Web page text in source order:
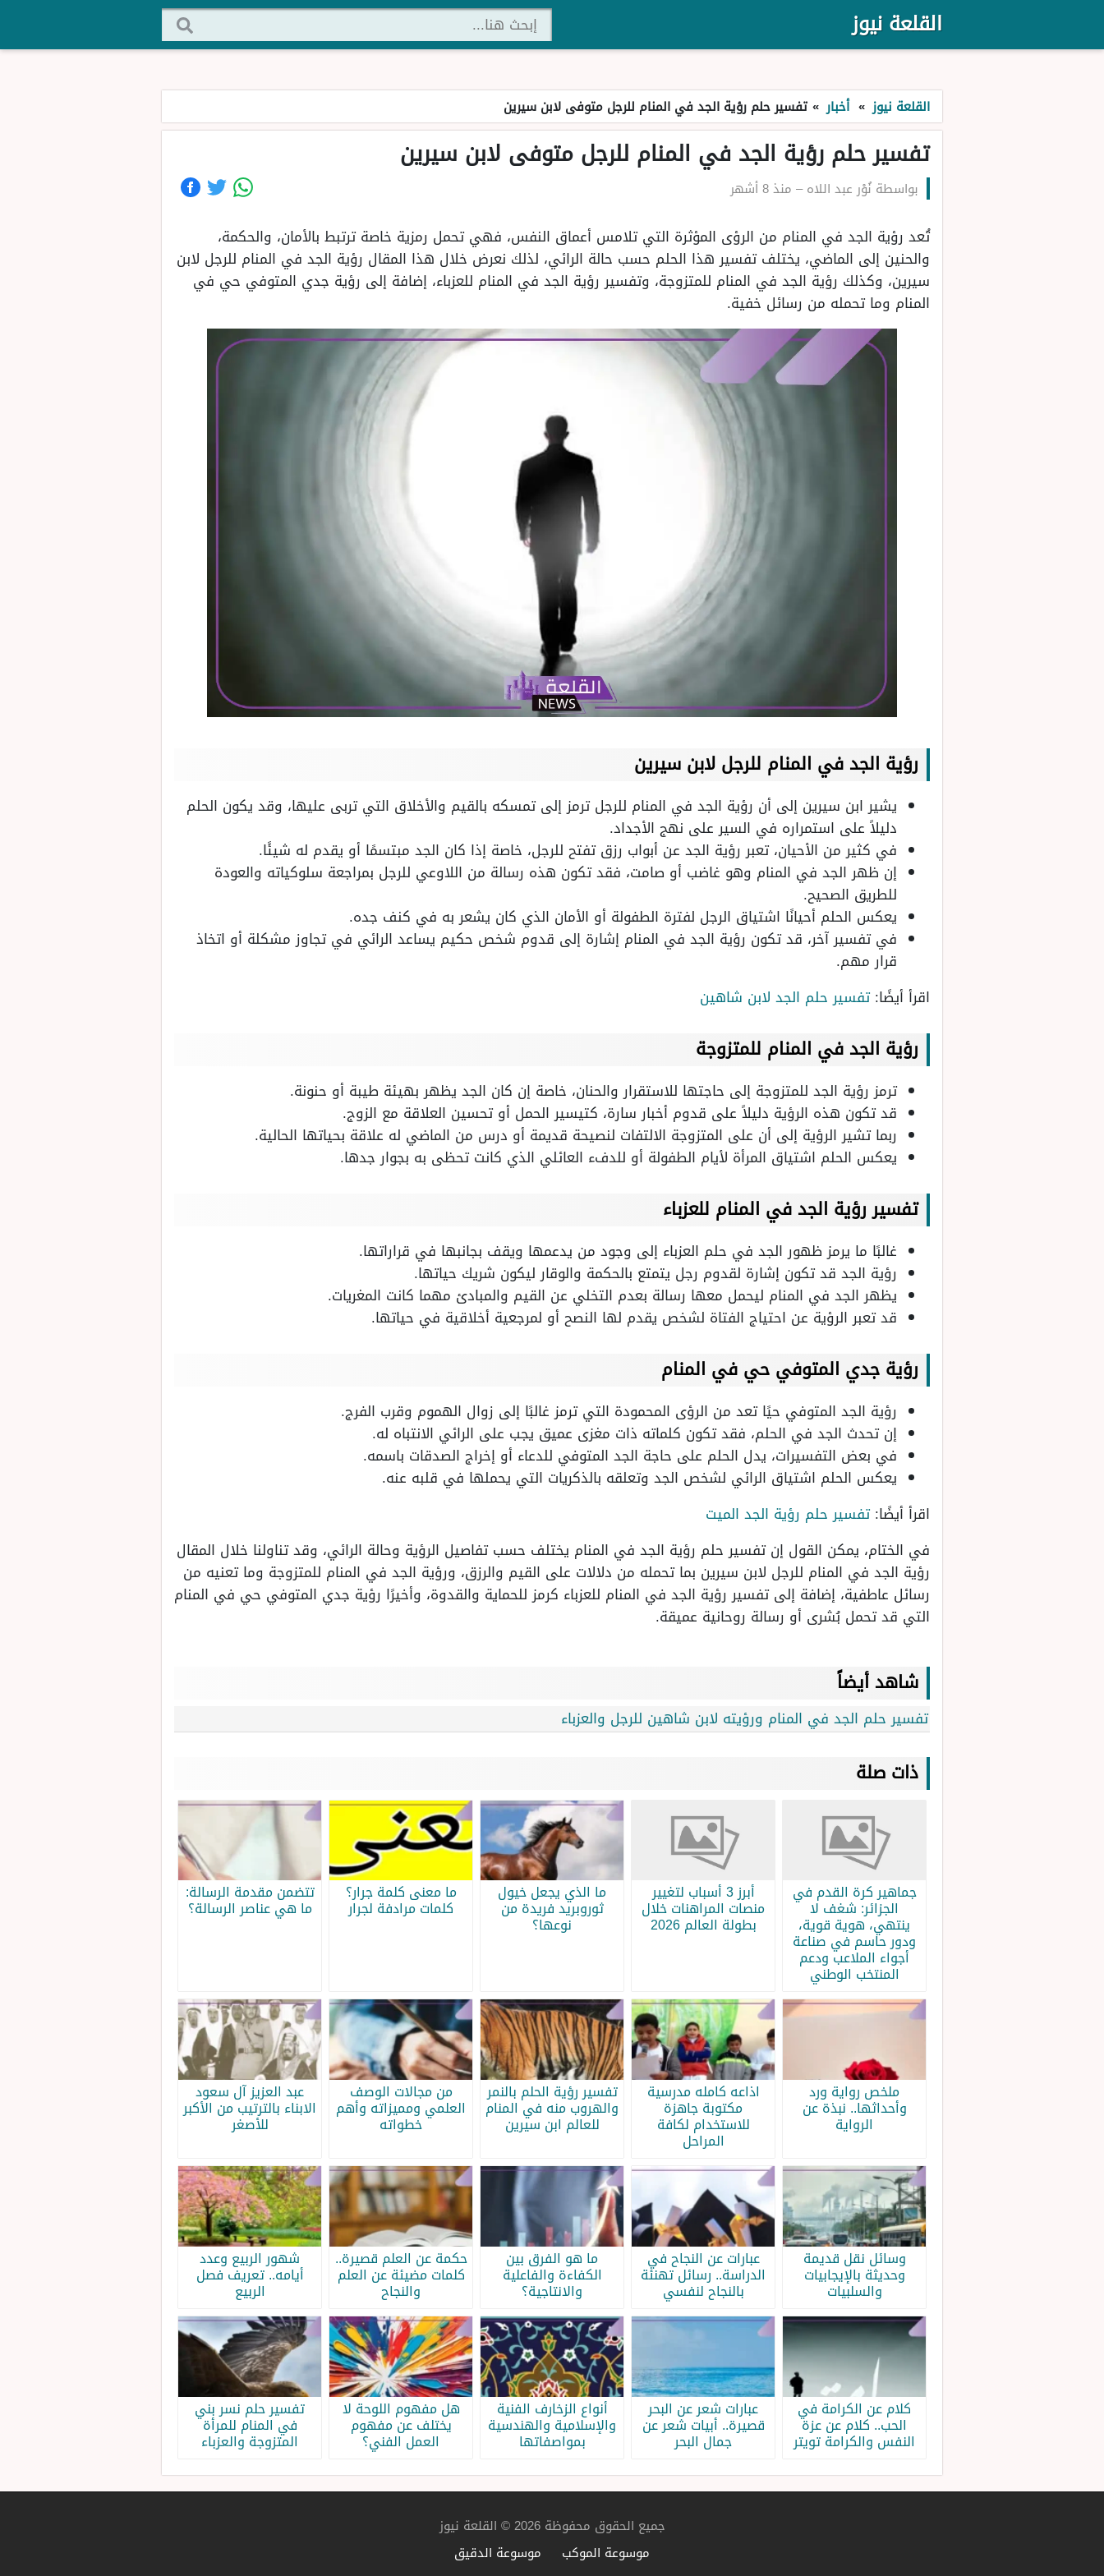
القلعة نيوز
القلعة نيوز » أخبار » تفسير حلم رؤية الجد في المنام للرجل متوفى لابن سيرين
تفسير حلم رؤية الجد في المنام للرجل متوفى لابن سيرين
بواسطة نُوْر عبد اللاه– منذ 8 أشهر
تُعد رؤية الجد في المنام من الرؤى المؤثرة التي تلامس أعماق النفس، فهي تحمل رمزية خاصة ترتبط بالأمان، والحكمة،
والحنين إلى الماضي، يختلف تفسير هذا الحلم حسب حالة الرائي، لذلك نعرض خلال هذا المقال رؤية الجد في المنام للرجل لابن
سيرين، وكذلك رؤية الجد في المنام للمتزوجة، وتفسير رؤية الجد في المنام للعزباء، إضافة إلى رؤية جدي المتوفي حي في
المنام وما تحمله من رسائل خفية.
رؤية الجد في المنام للرجل لابن سيرين
يشير ابن سيرين إلى أن رؤية الجد في المنام للرجل ترمز إلى تمسكه بالقيم والأخلاق التي تربى عليها، وقد يكون الحلم
دليلاً على استمراره في السير على نهج الأجداد.
في كثير من الأحيان، تعبر رؤية الجد عن أبواب رزق تفتح للرجل، خاصة إذا كان الجد مبتسمًا أو يقدم له شيئًا.
إن ظهر الجد في المنام وهو غاضب أو صامت، فقد تكون هذه رسالة من اللاوعي للرجل بمراجعة سلوكياته والعودة
للطريق الصحيح.
يعكس الحلم أحيانًا اشتياق الرجل لفترة الطفولة أو الأمان الذي كان يشعر به في كنف جده.
في تفسير آخر، قد تكون رؤية الجد في المنام إشارة إلى قدوم شخص حكيم يساعد الرائي في تجاوز مشكلة أو اتخاذ
قرار مهم.
اقرأ أيضًا:تفسير حلم الجد لابن شاهين
رؤية الجد في المنام للمتزوجة
ترمز رؤية الجد للمتزوجة إلى حاجتها للاستقرار والحنان، خاصة إن كان الجد يظهر بهيئة طيبة أو حنونة.
قد تكون هذه الرؤية دليلاً على قدوم أخبار سارة، كتيسير الحمل أو تحسين العلاقة مع الزوج.
ربما تشير الرؤية إلى أن على المتزوجة الالتفات لنصيحة قديمة أو درس من الماضي له علاقة بحياتها الحالية.
يعكس الحلم اشتياق المرأة لأيام الطفولة أو للدفء العائلي الذي كانت تحظى به بجوار جدها.
تفسيررؤية الجد في المنام للعزباء
غالبًا ما يرمز ظهور الجد في حلم العزباء إلى وجود من يدعمها ويقف بجانبها في قراراتها.
رؤية الجد قد تكون إشارة لقدوم رجل يتمتع بالحكمة والوقار ليكون شريك حياتها.
يظهر الجد في المنام ليحمل معها رسالة بعدم التخلي عن القيم والمبادئ مهما كانت المغريات.
قد تعبر الرؤية عن احتياج الفتاة لشخص يقدم لها النصح أو لمرجعية أخلاقية في حياتها.
رؤية جدي المتوفي حي في المنام
رؤية الجد المتوفي حيًا تعد من الرؤى المحمودة التي ترمز غالبًا إلى زوال الهموم وقرب الفرج.
إن تحدث الجد في الحلم، فقد تكون كلماته ذات مغزى عميق يجب على الرائي الانتباه له.
في بعض التفسيرات، يدل الحلم على حاجة الجد المتوفي للدعاء أو إخراج الصدقات باسمه.
يعكس الحلم اشتياق الرائي لشخص الجد وتعلقه بالذكريات التي يحملها في قلبه عنه.
اقرأ أيضًا:تفسير حلم رؤية الجد الميت
في الختام، يمكن القول إن تفسير حلم رؤية الجد في المنام يختلف حسب تفاصيل الرؤية وحالة الرائي، وقد تناولنا خلال المقال
رؤية الجد في المنام للرجل لابن سيرين بما تحمله من دلالات على القيم والرزق، ورؤية الجد في المنام للمتزوجة وما تعنيه من
رسائل عاطفية، إضافة إلى تفسير رؤية الجد في المنام للعزباء كرمز للحماية والقدوة، وأخيرًا رؤية جدي المتوفي حي في المنام
التي قد تحمل بُشرى أو رسالة روحانية عميقة.
شاهد أيضاً
تفسير حلم الجد في المنام ورؤيته لابن شاهين للرجل والعزباء
ذات صلة
جماهير كرة القدم في
الجزائر: شغف لا
ينتهي، هوية قوية،
ودور حاسم في صناعة
أجواء الملاعب ودعم
المنتخب الوطني
أبرز 3 أسباب لتغيير
منصات المراهنات خلال
بطولة العالم 2026
ما الذي يجعل خيول
ثوروبريد فريدة من
نوعها؟
ما معنى كلمة جرار؟
كلمات مرادفة لجرار
تتضمن مقدمة الرسالة:
ما هي عناصر الرسالة؟
ملخص رواية ورد
وأحداثها.. نبذة عن
الرواية
اذاعه كامله مدرسية
مكتوبة جاهزة
للاستخدام لكافة
المراحل
تفسير رؤية الحلم بالنمر
والهروب منه في المنام
للعالم ابن سيرين
من مجالات الوصف
العلمي ومميزاته وأهم
خطواته
عبد العزيز آل سعود
الابناء بالترتيب من الأكبر
للأصغر
وسائل نقل قديمة
وحديثة بالإيجابيات
والسلبيات
عبارات عن النجاح في
الدراسة.. رسائل تهنئة
بالنجاح لنفسي
ما هو الفرق بين
الكفاءة والفاعلية
والانتاجية؟
حكمة عن العلم قصيرة..
كلمات مضيئة عن العلم
والنجاح
شهور الربيع وعدد
أيامه.. تعريف فصل
الربيع
كلام عن الكرامة في
الحب.. كلام عن عزة
النفس والكرامة تويتر
عبارات شعر عن البحر
قصيرة.. أبيات شعر عن
جمال البحر
أنواع الزخارف الفنية
والإسلامية والهندسية
بمواصفاتها
هل مفهوم اللوحة لا
يختلف عن مفهوم
العمل الفني؟
تفسير حلم نسر بني
في المنام للمرأة
المتزوجة والعزباء
جميع الحقوق محفوظة 2026 © القلعة نيوز
موسوعة الموكب
موسوعة الدقيق